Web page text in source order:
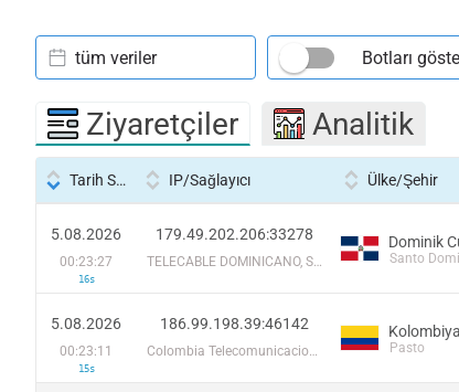
tüm veriler Botları
Ziyaretçiler Analitik
Tarih Saati IP/Sağlayıcı Ülke/Şehir
5.08.2026
00:23:27
16s
179.49.202.206:33278
TELECABLE DOMINICANO, S.A.
Dominik
Santo
5.08.2026
00:23:11
15s
186.99.198.39:46142
Colombia Telecomunicaciones S.a. ESP
Kolombiya
Pasto